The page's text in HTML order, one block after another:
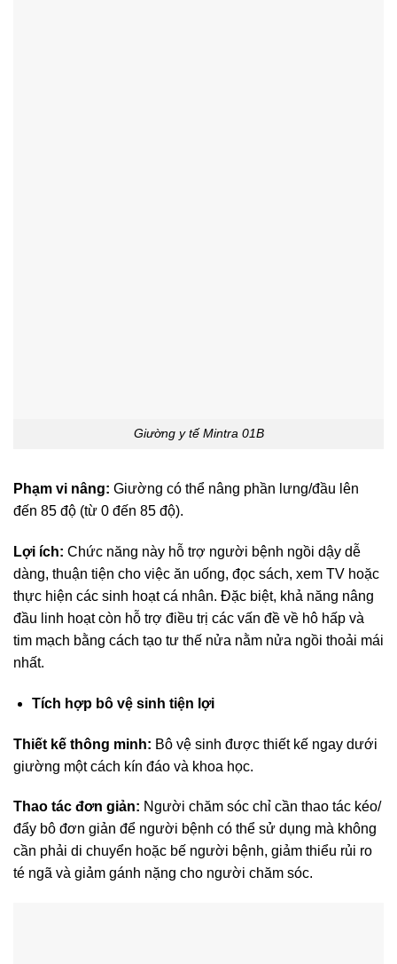
Giường y tế Mintra 01B
Phạm vi nâng: Giường có thể nâng phần lưng/đầu lên
đến 85 độ (từ 0 đến 85 độ).
Lợi ích: Chức năng này hỗ trợ người bệnh ngồi dậy dễ
dàng, thuận tiện cho việc ăn uống, đọc sách, xem TV hoặc
thực hiện các sinh hoạt cá nhân. Đặc biệt, khả năng nâng
đầu linh hoạt còn hỗ trợ điều trị các vấn đề về hô hấp và
tim mạch bằng cách tạo tư thế nửa nằm nửa ngồi thoải mái
nhất.
Tích hợp bô vệ sinh tiện lợi
Thiết kế thông minh: Bô vệ sinh được thiết kế ngay dưới
giường một cách kín đáo và khoa học.
Thao tác đơn giản: Người chăm sóc chỉ cần thao tác kéo/
đẩy bô đơn giản để người bệnh có thể sử dụng mà không
cần phải di chuyển hoặc bế người bệnh, giảm thiểu rủi ro
té ngã và giảm gánh nặng cho người chăm sóc.